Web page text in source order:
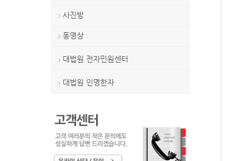
> 사진방
> 동영상
> 대법원 전자민원센터
> 대법원 인명한자